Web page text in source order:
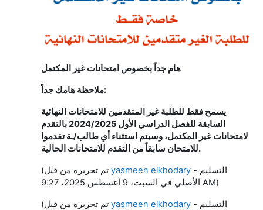
هام جداً بخصوص امتحانات غير المكتمل
ملاحظة هامك جداً:
يسمح فقط للطلبة غير المتقدمين للامتحانات النهائية
السابقة للفصل الدراسي الأول 2024/2025 بالتقدم
لامتحانات غير المكتمل، وسيتم استثناء أي طالب/ـة تقدموا
للامتحان سابقاً من التقدم للامتحانات الحالية.
yasmeen elkhodary - التسليم
الأصلي في السبت، 9 أغسطس 2025، 9:27 AM)
yasmeen elkhodary - التسليم